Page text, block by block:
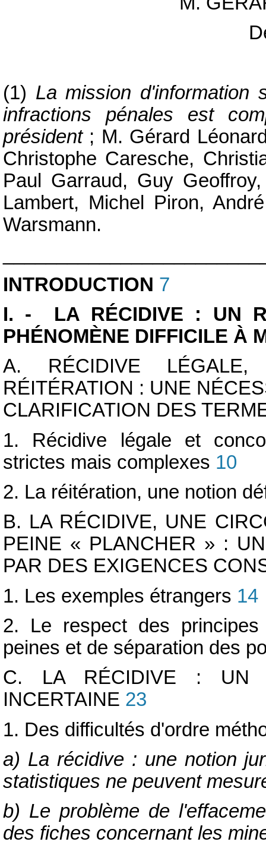
(1) La mission d'information
infractions pénales est
président; M. Gérard
Christophe Caresche,
Paul Garraud, Guy
Lambert, Michel Piron,
Warsmann.
INTRODUCTION 7
I. - LA RÉCIDIVE : UN
PHÉNOMÈNE DIFFICILE À
A. RÉCIDIVE LÉGALE,
RÉITÉRATION : UNE
CLARIFICATION DES
1. Récidive légale et
strictes mais complexes 10
2. La réitération, une notion
B. LA RÉCIDIVE, UNE
PEINE « PLANCHER » :
PAR DES EXIGENCES
1. Les exemples étrangers 14
2. Le respect des
peines et de séparation des
C. LA RÉCIDIVE : UN
INCERTAINE 23
1. Des difficultés d'ordre
a) La récidive : une notion
statistiques ne peuvent
b) Le problème de
des fiches concernant les